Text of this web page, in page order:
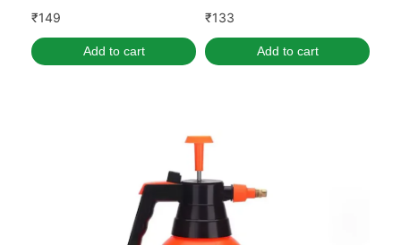
₹149
Add to cart
₹133
Add to cart